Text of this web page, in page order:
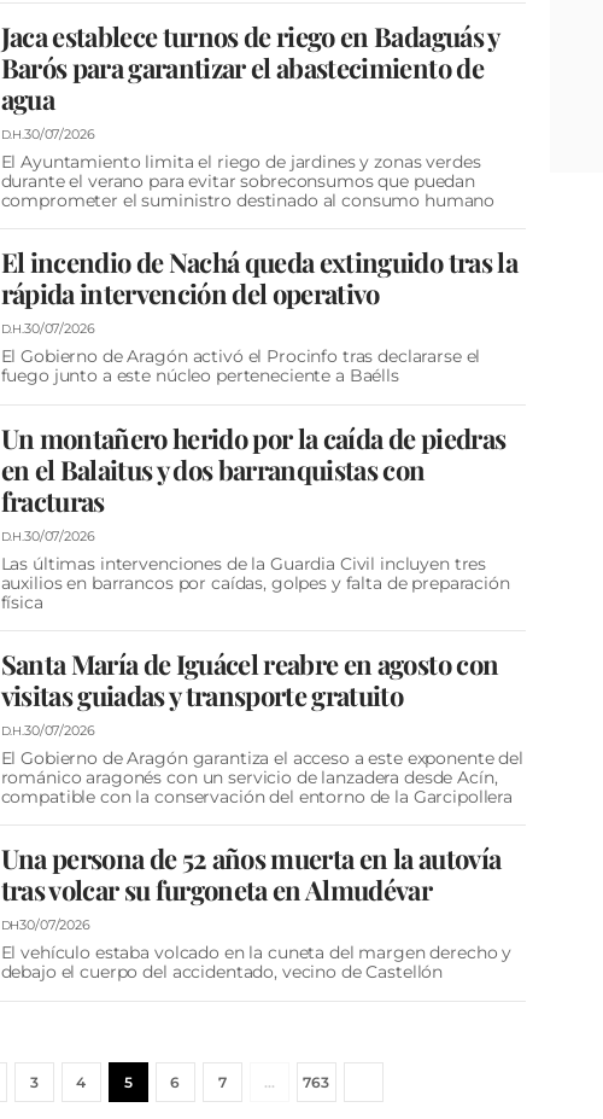
Jaca establece turnos de riego en Badaguás y
Barós para garantizar el abastecimiento de
agua
D.H.30/07/2026
El Ayuntamiento limita el riego de jardines y zonas verdes
durante el verano para evitar sobreconsumos que puedan
comprometer el suministro destinado al consumo humano
El incendio de Nachá queda extinguido tras la
rápida intervención del operativo
D.H.30/07/2026
El Gobierno de Aragón activó el Procinfo tras declararse el
fuego junto a este núcleo perteneciente a Baélls
Un montañero herido por la caída de piedras
en el Balaitus y dos barranquistas con
fracturas
D.H.30/07/2026
Las últimas intervenciones de la Guardia Civil incluyen tres
auxilios en barrancos por caídas, golpes y falta de preparación
física
Santa María de Iguácel reabre en agosto con
visitas guiadas y transporte gratuito
D.H.30/07/2026
El Gobierno de Aragón garantiza el acceso a este exponente del
románico aragonés con un servicio de lanzadera desde Acín,
compatible con la conservación del entorno de la Garcipollera
Una persona de 52 años muerta en la autovía
tras volcar su furgoneta en Almudévar
DH30/07/2026
El vehículo estaba volcado en la cuneta del margen derecho y
debajo el cuerpo del accidentado, vecino de Castellón
3 4 5 6 7 … 763